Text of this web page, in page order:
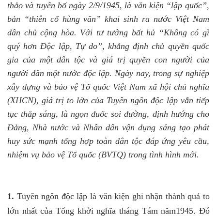
thảo và tuyên bố ngày 2/9/1945, là văn kiện “lập quốc”,
bản “thiên cổ hùng văn” khai sinh ra nước Việt Nam
dân chủ cộng hòa. Với tư tưởng bất hủ “Không có gì
quý hơn Độc lập, Tự do”, khẳng định chủ quyền quốc
gia của một dân tộc và giá trị quyền con người của
người dân một nước độc lập. Ngày nay, trong sự nghiệp
xây dựng và bảo vệ Tổ quốc Việt Nam xã hội chủ nghĩa
(XHCN), giá trị to lớn của Tuyên ngôn độc lập vẫn tiếp
tục thắp sáng, là ngọn đuốc soi đường, định hướng cho
Đảng, Nhà nước và Nhân dân vận dụng sáng tạo phát
huy sức mạnh tổng hợp toàn dân tộc đáp ứng yêu cầu,
nhiệm vụ bảo vệ Tổ quốc (BVTQ) trong tình hình mới.
1. Tuyên ngôn độc lập là văn kiện ghi nhận thành quả to
lớn nhất của Tổng khởi nghĩa tháng Tám năm1945. Đó